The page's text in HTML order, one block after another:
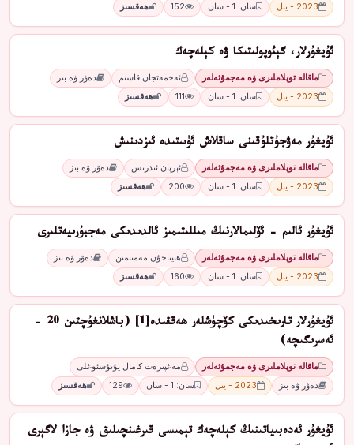
2023 - يىل
سان: 1 - سان 152 ھەقسىز
ئۇيغۇرلار، گېئوپولىتىكا ۋە كېلەچەك
ماقالە توپلاملىرى ۋە مەجمۇئەلەر ئەخمەتجان قاسىم
دەۋر ۋە بىز
2023 - يىل
سان: 1 - سان 111 ھەقسىز
ئۇيغۇر مەۋجۇتلۇقىنى ساقلاش ئۈستىدە ئىزدىنىش
ماقالە توپلاملىرى ۋە مەجمۇئەلەر ئېرپان ئىدرىس
دەۋر ۋە بىز
2023 - يىل
سان: 1 - سان 200 ھەقسىز
ئۇيغۇر ئالىم - ئۆلىمالارنىڭ مىللىتىمىز ئالدىدىكى مەجبۇرىيەتلىرى
ماقالە توپلاملىرى ۋە مەجمۇئەلەر ھېيتاخۇن مەمتىمىن
دەۋر ۋە بىز
2023 - يىل
سان: 1 - سان 160 ھەقسىز
ئۇيغۇرلار تارىخىدىكى كۆچۈشلەر ھەققىدە[1] (باشلانغۇچتىن 20 -
ئەسرىگىچە)
ماقالە توپلاملىرى ۋە مەجمۇئەلەر
مەغپىرەت كامال يۇنۇسئوغلى
دەۋر ۋە بىز
2023 - يىل سان: 1 - سان 129 ھەقسىز
ئۇيغۇر ئەدەبىياتىنىڭ كېلەچەك تېمىسى قىرغىنچىلىق ۋە جازا لاگېرى